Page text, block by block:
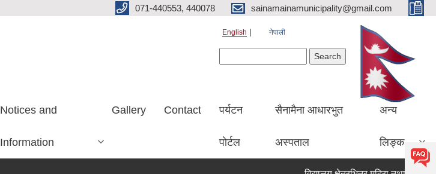
071-440553, 440078 sainamainamunicipality@gmail.com
English नेपाली
Notices and
Information
Gallery Contact पर्यटन
पाेर्टल
सैनामैना आधारभुत
अस्पताल
अन्य
लिङ्क